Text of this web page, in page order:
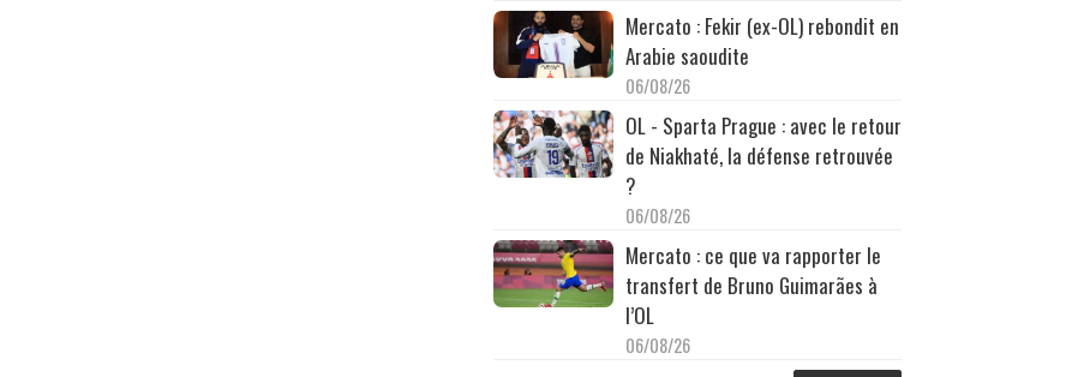
Mercato : Fekir (ex-OL) rebondit en
Arabie saoudite
06/08/26
OL - Sparta Prague : avec le retour
de Niakhaté, la défense retrouvée
?
06/08/26
Mercato : ce que va rapporter le
transfert de Bruno Guimarães à
l’OL
06/08/26